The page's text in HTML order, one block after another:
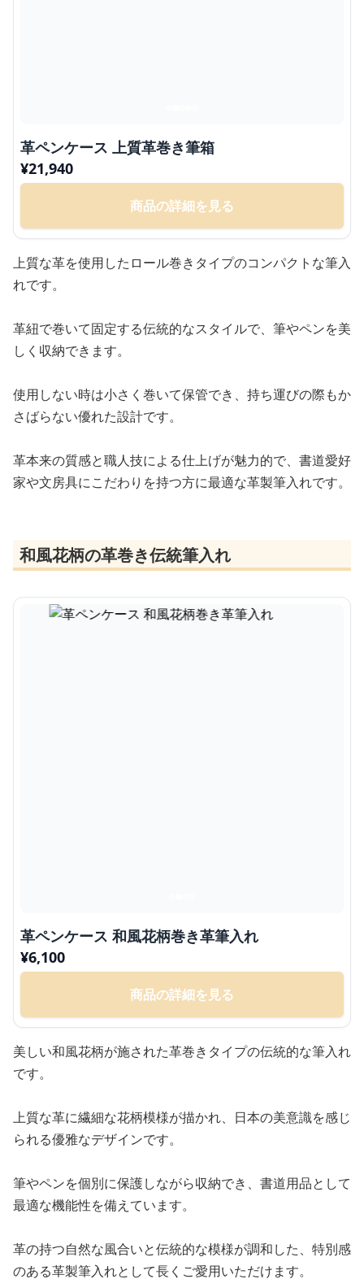
革ペンケース 上質革巻き筆箱
¥21,940
商品の詳細を見る
上質な革を使用したロール巻きタイプのコンパクトな筆入
れです。
革紐で巻いて固定する伝統的なスタイルで、筆やペンを美
しく収納できます。
使用しない時は小さく巻いて保管でき、持ち運びの際もか
さばらない優れた設計です。
革本来の質感と職人技による仕上げが魅力的で、書道愛好
家や文房具にこだわりを持つ方に最適な革製筆入れです。
和風花柄の革巻き伝統筆入れ
革ペンケース 和風花柄巻き革筆入れ
¥6,100
商品の詳細を見る
美しい和風花柄が施された革巻きタイプの伝統的な筆入れ
です。
上質な革に繊細な花柄模様が描かれ、日本の美意識を感じ
られる優雅なデザインです。
筆やペンを個別に保護しながら収納でき、書道用品として
最適な機能性を備えています。
革の持つ自然な風合いと伝統的な模様が調和した、特別感
のある革製筆入れとして長くご愛用いただけます。